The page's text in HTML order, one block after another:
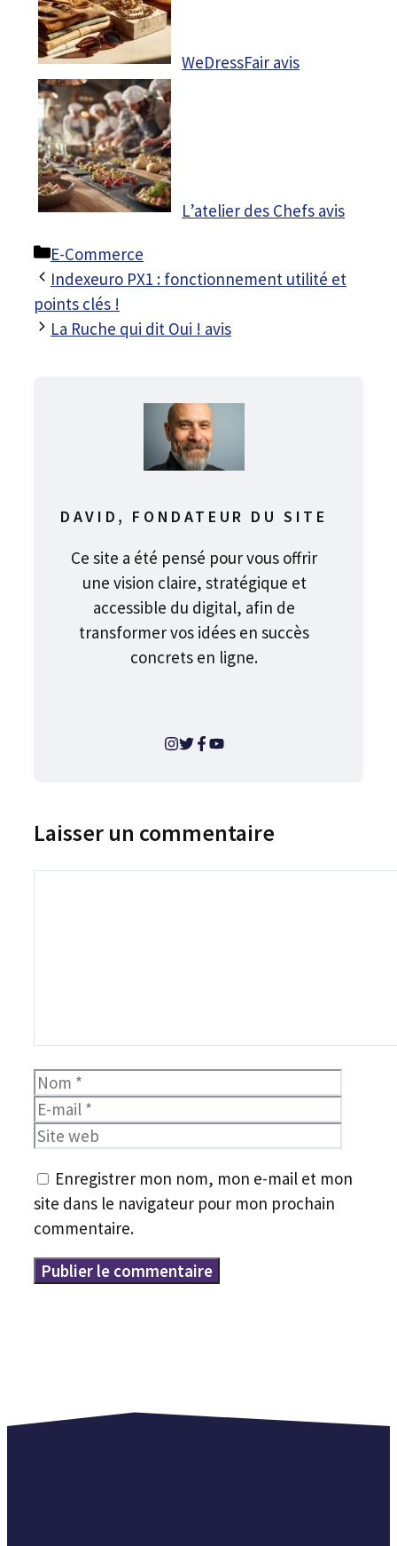
WeDressFair avis
L’atelier des Chefs avis
Catégories
E-Commerce
Indexeuro PX1 : fonctionnement utilité et
points clés !
La Ruche qui dit Oui ! avis
DAVID, FONDATEUR DU SITE
Ce site a été pensé pour vous offrir
une vision claire, stratégique et
accessible du digital, afin de
transformer vos idées en succès
concrets en ligne.
Laisser un commentaire
Nom
Enregistrer mon nom, mon e-mail et mon
site dans le navigateur pour mon prochain
commentaire.